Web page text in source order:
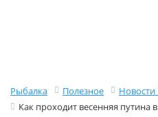
Рыбалка Полезное
Новости
Как проходит весенняя путина